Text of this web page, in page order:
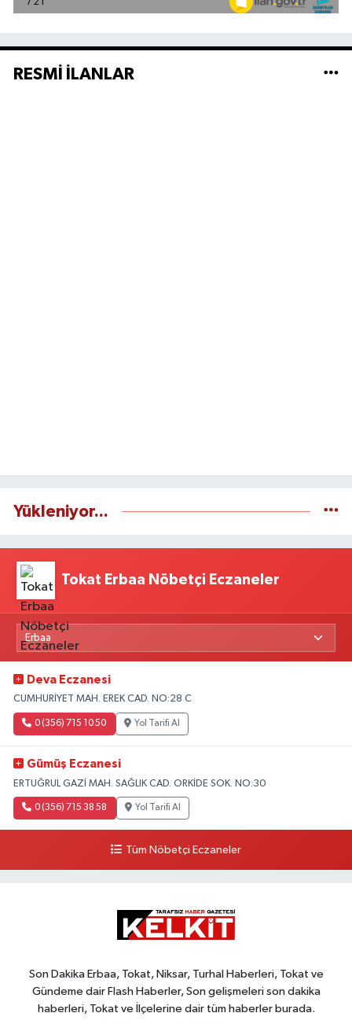
RESMİ İLANLAR
Yükleniyor...
Tokat Erbaa Nöbetçi Eczaneler
Deva Eczanesi
CUMHURİYET MAH. EREK CAD. NO:28 C
0 (356) 715 10 50 Yol Tarifi Al
Gümüş Eczanesi
ERTUĞRUL GAZİ MAH. SAĞLIK CAD. ORKİDE SOK. NO:30
0 (356) 715 38 58 Yol Tarifi Al
Tüm Nöbetçi Eczaneler
Son Dakika Erbaa, Tokat, Niksar, Turhal Haberleri, Tokat ve
Gündeme dair Flash Haberler, Son gelişmeleri son dakika
haberleri, Tokat ve İlçelerine dair tüm haberler burada.